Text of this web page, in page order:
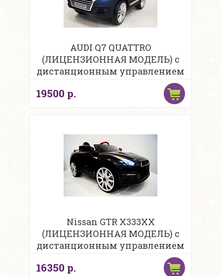
AUDI Q7 QUATTRO
(ЛИЦЕНЗИОННАЯ МОДЕЛЬ) с
дистанционным управлением
19500 р.
Nissan GTR X333XX
(ЛИЦЕНЗИОННАЯ МОДЕЛЬ) с
дистанционным управлением
16350 р.